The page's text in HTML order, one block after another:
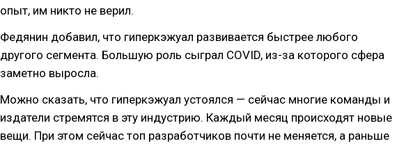
опыт, им никто не верил.
Федянин добавил, что гиперкэжуал развивается быстрее любого
другого сегмента. Большую роль сыграл COVID, из-за которого сфера
заметно выросла.
Можно сказать, что гиперкэжуал устоялся — сейчас многие команды и
издатели стремятся в эту индустрию. Каждый месяц происходят новые
вещи. При этом сейчас топ разработчиков почти не меняется, а раньше